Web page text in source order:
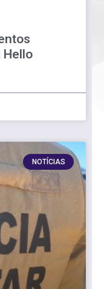
Hello
NOTÍCIAS